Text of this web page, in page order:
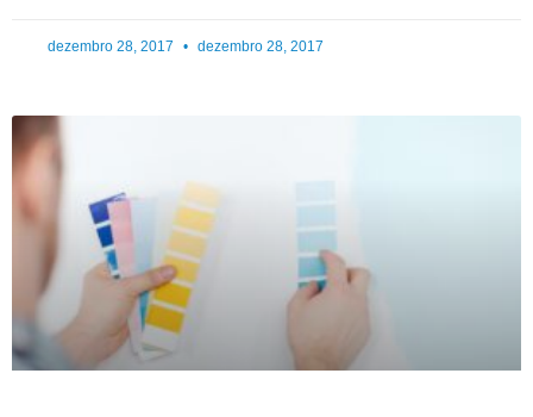
dezembro 28, 2017 dezembro 28, 2017